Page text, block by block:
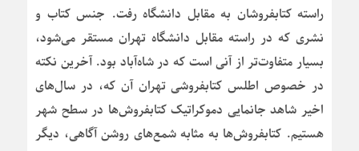
راسته کتابفروشان به مقابل دانشگاه رفت. جنس کتاب و
نشری که در راسته مقابل دانشگاه تهران مستقر می‌شود،
بسیار متفاوت‌تر از آنی است که در شاه‌آباد بود. آخرین نکته
در خصوص اطلس کتابفروشی تهران آن که، در سال‌های
اخیر شاهد جانمایی دموکراتیک کتابفروش‌ها در سطح شهر
هستیم. کتابفروش‌ها به مثابه شمع‌های روشن آگاهی، دیگر